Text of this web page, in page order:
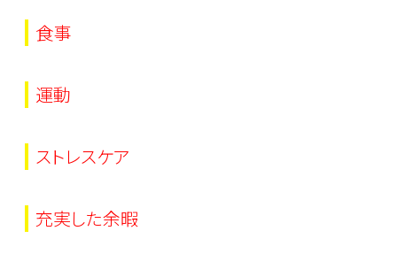
食事
運動
ストレスケア
充実した余暇